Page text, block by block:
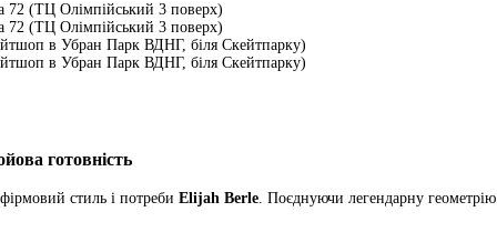
72 (ТЦ Олімпійський 3 поверх)
72 (ТЦ Олімпійський 3 поверх)
в Убран Парк ВДНГ, біля Скейтпарку)
в Убран Парк ВДНГ, біля Скейтпарку)
готовність
стиль і потреби Elijah Berle . Поєднуючи легендарну геометрію